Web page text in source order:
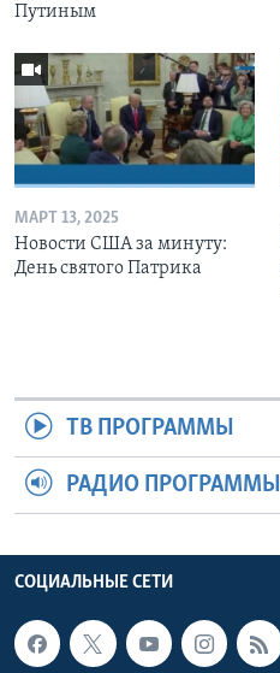
Путиным
МАРТ 13, 2025
Новости США за минуту:
День святого Патрика
ТВ ПРОГРАММЫ
РАДИО ПРОГРАММЫ
СОЦИАЛЬНЫЕ СЕТИ